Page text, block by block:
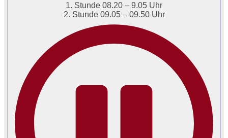
1. Stunde 08.20 – 9.05 Uhr
2. Stunde 09.05 – 09.50 Uhr